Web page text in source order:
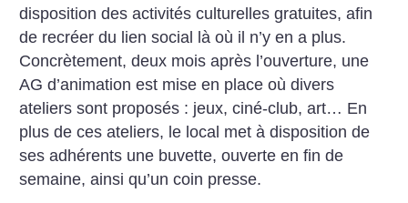
disposition des activités culturelles gratuites, afin
de recréer du lien social là où il n’y en a plus.
Concrètement, deux mois après l’ouverture, une
AG d’animation est mise en place où divers
ateliers sont proposés : jeux, ciné-club, art… En
plus de ces ateliers, le local met à disposition de
ses adhérents une buvette, ouverte en fin de
semaine, ainsi qu’un coin presse.